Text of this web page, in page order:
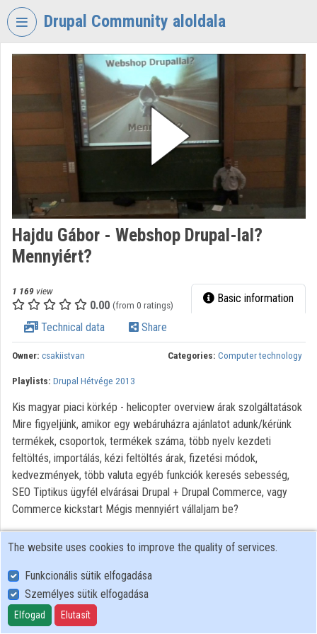
Skip header
Drupal Community aloldala
VIDEOTORIUM
Organization home
Organization discovery
Categories
Organization playlists
Organizations
Contributors
Hajdu Gábor - Webshop Drupal-lal?
Mennyiért?
1 169 view
0.00 (from 0 ratings) Basic information
Technical data Share
Owner: csakiistvan Categories: Computer technology
Playlists: Drupal Hétvége 2013
Kis magyar piaci körkép - helicopter overview árak szolgáltatások
Mire figyeljünk, amikor egy webáruházra ajánlatot adunk/kérünk
termékek, csoportok, termékek száma, több nyelv kezdeti
feltöltés, importálás, kézi feltöltés árak, fizetési módok,
kedvezmények, több valuta egyéb funkciók keresés sebesség,
SEO Tiptikus ügyfél elvárásai Drupal + Drupal Commerce, vagy
Commerce kickstart Mégis mennyiért vállaljam be?
User Policy
Adatkezelési tájékoztató (en)
Cookie Policy
The website uses cookies to improve the quality of services.
Funkcionális sütik elfogadása
Személyes sütik elfogadása
Elfogad Elutasít